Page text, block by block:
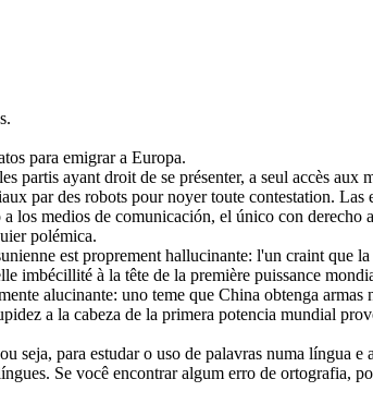
para emigrar a Europa.
partis ayant droit de se présenter, a seul accès aux
par des robots pour noyer toute contestation. Las
los medios de comunicación, el único con
polémica.
est proprement hallucinante: l'un craint que
imbécillité à la tête de la première puissance
alucinante: uno teme que China obtenga
a la cabeza de la primera potencia mundial
para estudar o uso de palavras numa língua e
Se você encontrar algum erro de ortografia,